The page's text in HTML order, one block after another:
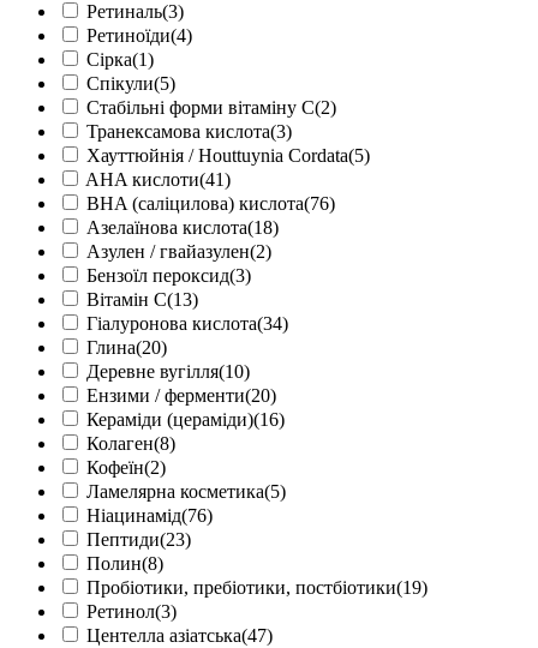
Ретиналь(3)
Ретиноїди(4)
Сірка(1)
Спікули(5)
Стабільні форми вітаміну С(2)
Транексамова кислота(3)
Хауттюйнія / Houttuynia Cordata(5)
AHA кислоти(41)
BHA (саліцилова) кислота(76)
Азелаїнова кислота(18)
Азулен / гвайазулен(2)
Бензоїл пероксид(3)
Вітамін С(13)
Гіалуронова кислота(34)
Глина(20)
Деревне вугілля(10)
Ензими / ферменти(20)
Кераміди (цераміди)(16)
Колаген(8)
Кофеїн(2)
Ламелярна косметика(5)
Ніацинамід(76)
Пептиди(23)
Полин(8)
Пробіотики, пребіотики, постбіотики(19)
Ретинол(3)
Центелла азіатська(47)